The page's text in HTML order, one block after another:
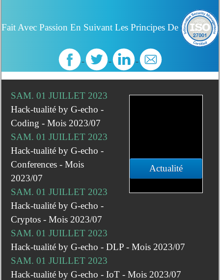
Fait Avec Passion En Suivant Les Principes De
Actualité
SAM. 01 JUILLET 2023
Hack-tualité by G-echo -
Coding - Mois 2023/07
SAM. 01 JUILLET 2023
Hack-tualité by G-echo -
Conferences - Mois
2023/07
SAM. 01 JUILLET 2023
Hack-tualité by G-echo -
Cryptos - Mois 2023/07
SAM. 01 JUILLET 2023
Hack-tualité by G-echo - DLP - Mois 2023/07
SAM. 01 JUILLET 2023
Hack-tualité by G-echo - IoT - Mois 2023/07